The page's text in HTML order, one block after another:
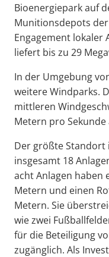
Bioenergiepark auf
Munitionsdepots
Engagement lokaler
liefert bis zu 29
In der Umgebung
weitere Windparks.
mittleren
Metern pro
Der größte
insgesamt 18
acht Anlagen haben
Metern und einen
Metern. Sie
wie zwei
für die Beteiligung
zugänglich. Als